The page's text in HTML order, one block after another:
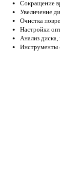
Сокращение
Увеличение
Очистка
Настройки
Анализ
Инструменты